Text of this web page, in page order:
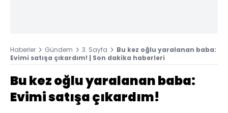
Haberler Gündem 3. Sayfa
Bu kez oğlu yaralanan baba:
Evimi satışa çıkardım! | Son dakika haberleri
Bu kez oğlu yaralanan baba:
Evimi satışa çıkardım!